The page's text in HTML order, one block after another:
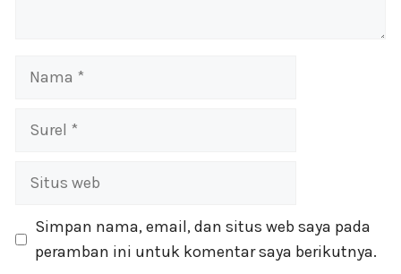
Nama
Surel
Situs
Simpan nama, email, dan situs web saya pada
peramban ini untuk komentar saya berikutnya.